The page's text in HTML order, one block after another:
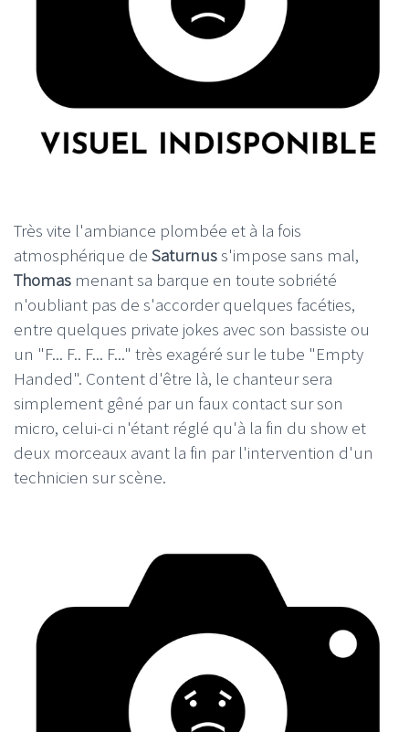
Très vite l'ambiance plombée et à la fois
atmosphérique de Saturnuss'impose sans mal,
Thomas menant sa barque en toute sobriété
n'oubliant pas de s'accorder quelques facéties,
entre quelques private jokes avec son bassiste ou
un "F... F.. F... F..." très exagéré sur le tube "Empty
Handed". Content d'être là, le chanteur sera
simplement gêné par un faux contact sur son
micro, celui-ci n'étant réglé qu'à la fin du show et
deux morceaux avant la fin par l'intervention d'un
technicien sur scène.